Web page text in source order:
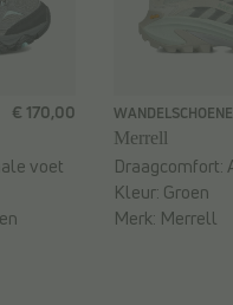
€ 170,00
voet
Merrell
Draagcomfort:
Kleur: Groen
Merk: Merrell